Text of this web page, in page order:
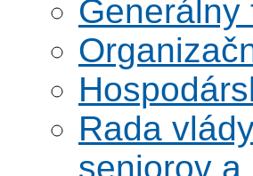
Rada
seniorov